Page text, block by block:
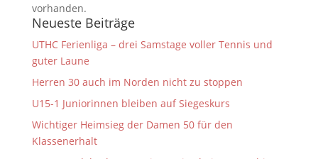
vorhanden.
Neueste Beiträge
UTHC Ferienliga – drei Samstage voller Tennis und
guter Laune
Herren 30 auch im Norden nicht zu stoppen
U15-1 Juniorinnen bleiben auf Siegeskurs
Wichtiger Heimsieg der Damen 50 für den
Klassenerhalt